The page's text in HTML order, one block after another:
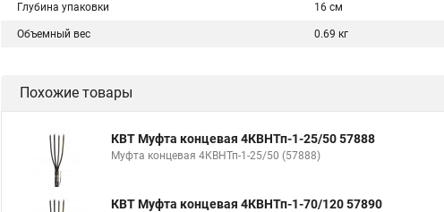
Глубина упаковки 16 см
Объемный вес 0.69 кг
Похожие товары
КВТ Муфта концевая 4КВНТп-1-25/50 57888
Муфта концевая 4КВНТп-1-25/50 (57888)
КВТ Муфта концевая 4КВНТп-1-70/120 57890